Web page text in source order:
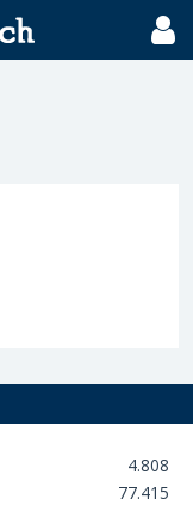
4.808
77.415